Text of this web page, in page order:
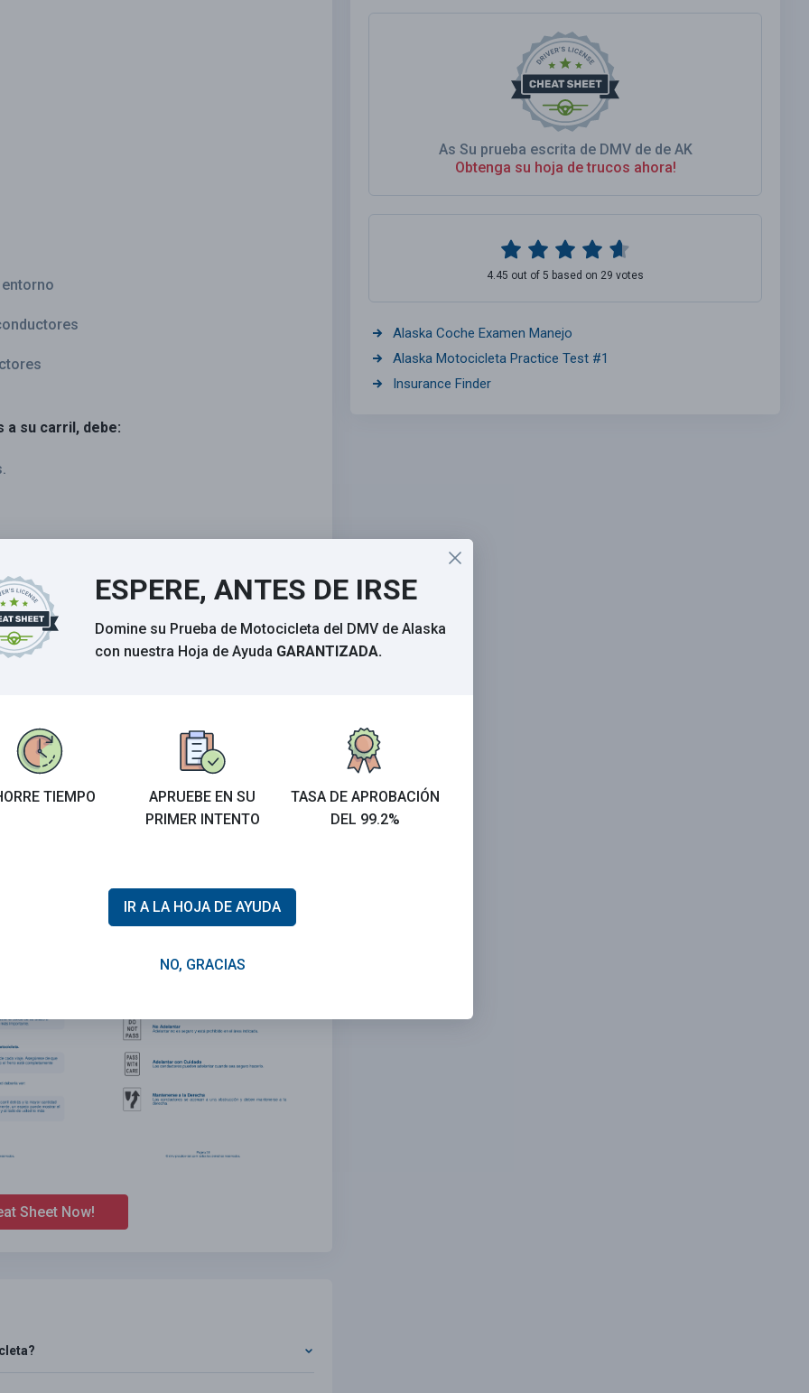
su carril, debe:
Calificar esta sección
As Su prueba escrita de DMV de de AK
Obtenga su hoja de trucos ahora!
4.45 out of 5 based on 29 votes
Alaska Coche Examen Manejo
Alaska Motocicleta Practice Test #1
Insurance Finder
examen del DMV de 2026.
su examen la PRIMER VEZ.
Sheet Now!
ESPERE, ANTES DE IRSE
Domine su Prueba de Motocicleta del DMV de Alaska
con nuestra Hoja de Ayuda GARANTIZADA.
TIEMPO
APRUEBE EN SU
PRIMER INTENTO
TASA DE APROBACIÓN
DEL 99.2%
IR A LA HOJA DE AYUDA
NO, GRACIAS